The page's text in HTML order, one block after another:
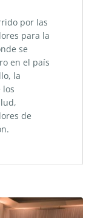
por las
para la
se
en el país
la
los
de